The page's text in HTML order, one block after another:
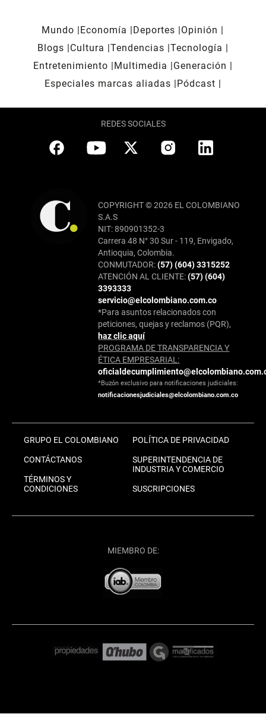
Mundo Economía Deportes
Opinión
Blogs
Cultura Tendencias Tecnología
Entretenimiento
Multimedia
Generación
Especiales marcas aliadas
Pódcast
REDES SOCIALES
COPYRIGHT © 2026 EL COLOMBIANO
S.A.S
NIT: 890901352-3
Carrera 48 N° 30 Sur - 119, Envigado,
Antioquia, Colombia.
CONMUTADOR:(57) (604) 3315252
ATENCIÓN AL CLIENTE:(57) (604)
3393333
servicio@elcolombiano.com.co
*Para asuntos relacionados con
peticiones, quejas y reclamos (PQR),
haz clic aquí
PROGRAMA DE TRANSPARENCIA Y
ÉTICA EMPRESARIAL:
*Buzón exclusivo para notificaciones judiciales:
notificacionesjudiciales@elcolombiano.com.co
GRUPO EL COLOMBIANO
CONTÁCTANOS
TÉRMINOS Y
CONDICIONES
POLÍTICA DE PRIVACIDAD
SUPERINTENDENCIA DE
INDUSTRIA Y COMERCIO
SUSCRIPCIONES
MIEMBRO DE: